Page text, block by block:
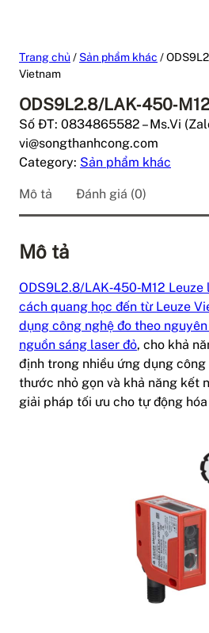
Trang chủ / Sản phẩm khác /
Vietnam
ODS9L2.8/
Số ĐT: 0834865582 – Ms.Vi
vi@songthanhcong.com
Category: Sản phẩm khác
Mô tả Đánh giá (0)
Mô tả
ODS9L2.8/LAK‑450‑M12
cách quang học đến từ Leuze
dụng công nghệ đo theo
nguồn sáng laser đỏ, cho khả
định trong nhiều ứng dụng
thước nhỏ gọn và khả năng kết
giải pháp tối ưu cho tự động